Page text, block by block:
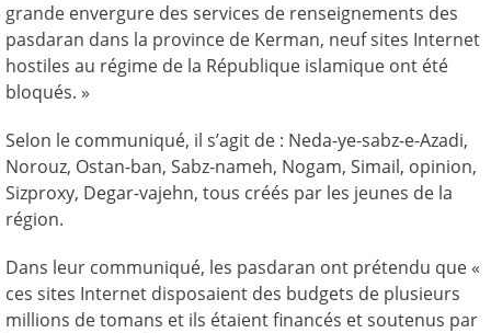
grande envergure des services de renseignements des
pasdaran dans la province de Kerman, neuf sites Internet
hostiles au régime de la République islamique ont été
bloqués. »
Selon le communiqué, il s’agit de : Neda-ye-sabz-e-Azadi,
Norouz, Ostan-ban, Sabz-nameh, Nogam, Simail, opinion,
Sizproxy, Degar-vajehn, tous créés par les jeunes de la
région.
Dans leur communiqué, les pasdaran ont prétendu que «
ces sites Internet disposaient des budgets de plusieurs
millions de tomans et ils étaient financés et soutenus par